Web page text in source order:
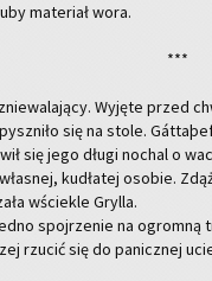
ma­te­riał wora.
***
Wy­ję­te przed
się na stole.
się jego długi no­chal o
ku­dła­tej oso­bie.
wście­kle Gryl­la.
spoj­rze­nie na ogrom­ną
rzu­cić się do pa­nicz­nej